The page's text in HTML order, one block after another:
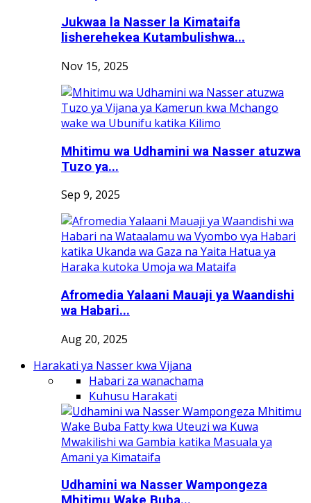
Jukwaa la Nasser la Kimataifa
lisherehekea Kutambulishwa...
Nov 15, 2025
Mhitimu wa Udhamini wa Nasser atuzwa
Tuzo ya...
Sep 9, 2025
Afromedia Yalaani Mauaji ya Waandishi
wa Habari...
Aug 20, 2025
Harakati ya Nasser kwa Vijana
Habari za wanachama
Kuhusu Harakati
Udhamini wa Nasser Wampongeza